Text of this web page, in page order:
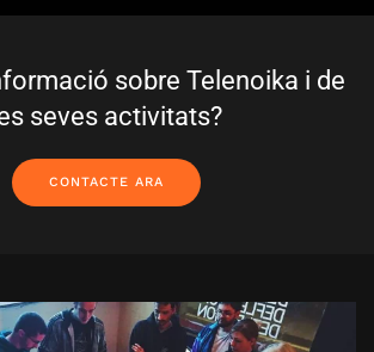
sobre Telenoika i de
seves activitats?
CONTACTE ARA